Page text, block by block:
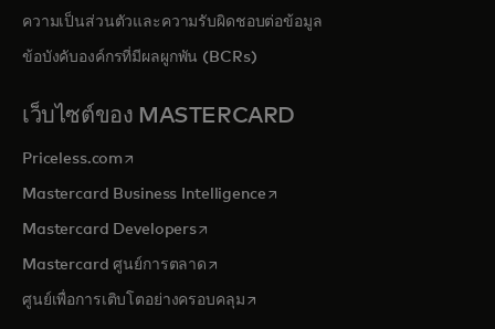
ความเป็นส่วนตัวและความรับผิดชอบต่อข้อมูล
ข้อบังคับองค์กรที่มีผลผูกพัน (BCRs)
เว็บไซต์ของ MASTERCARD
Priceless.com opens in a new tab
Mastercard Business Intelligenceopens in a new tab
Mastercard Developersopens in a new tab
Mastercard ศูนย์การตลาด opens in a new tab
ศูนย์เพื่อการเติบโตอย่างครอบคลุมopens in a new tab